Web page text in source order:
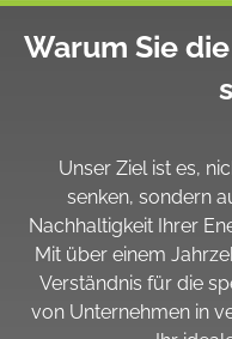
Warum Sie
Unser Ziel ist es,
senken, sondern
Nachhaltigkeit Ihrer
Mit über einem
Verständnis für die
von Unternehmen in